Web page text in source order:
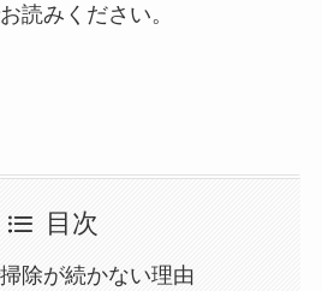
読みください。
目次
除が続かない理由